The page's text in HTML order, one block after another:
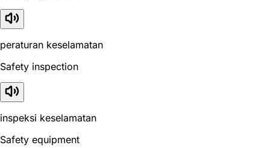
peraturan keselamatan
Safety inspection
inspeksi keselamatan
Safety equipment